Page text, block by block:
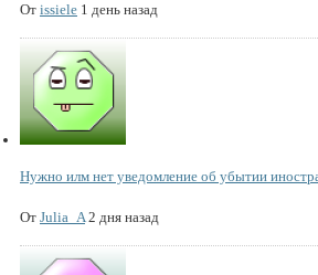
От issiele 1 день назад
Нужно илм нет уведомление об убытии
От Julia_A 2 дня назад